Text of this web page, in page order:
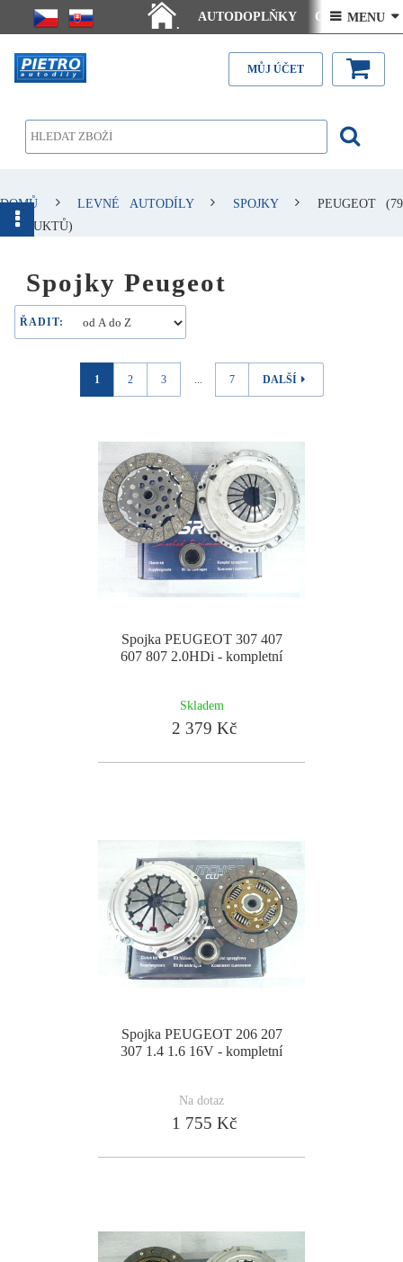
.
AUTODOPLŇKY Ceny doručení
Články - návody Kontakt
 MENU 
MŮJ ÚČET
DOMŮ LEVNÉ AUTODÍLY SPOJKY PEUGEOT(79
PRODUKTŮ)
Spojky Peugeot
ŘADIT:
1 2 3 ... 7 DALŠÍ
Spojka PEUGEOT 307 407
607 807 2.0HDi - kompletní
Skladem
2 379 Kč
Spojka PEUGEOT 206 207
307 1.4 1.6 16V - kompletní
Na dotaz
1 755 Kč